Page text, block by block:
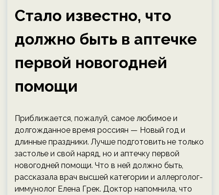
Стало известно, что
должно быть в аптечке
первой новогодней
помощи
Приближается, пожалуй, самое любимое и
долгожданное время россиян — Новый год и
длинные праздники. Лучше подготовить не только
застолье и свой наряд, но и аптечку первой
новогодней помощи. Что в ней должно быть,
рассказала врач высшей категории и аллерголог-
иммунолог Елена Грек. Доктор напомнила, что